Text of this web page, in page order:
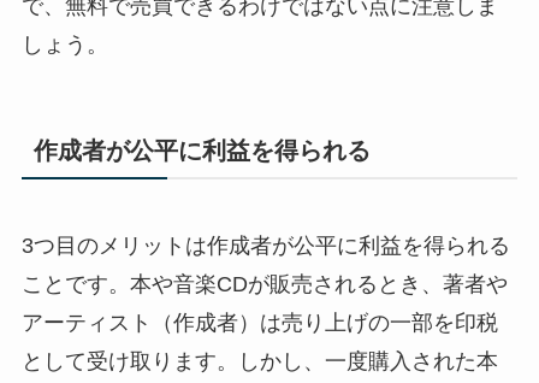
で、無料で売買できるわけではない点に注意しま
しょう。
作成者が公平に利益を得られる
3つ目のメリットは作成者が公平に利益を得られる
ことです。本や音楽CDが販売されるとき、著者や
アーティスト（作成者）は売り上げの一部を印税
として受け取ります。しかし、一度購入された本